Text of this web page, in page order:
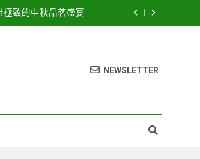
極致的中秋品茗盛宴
台中海線夏日熱潮 NEWSLETTER